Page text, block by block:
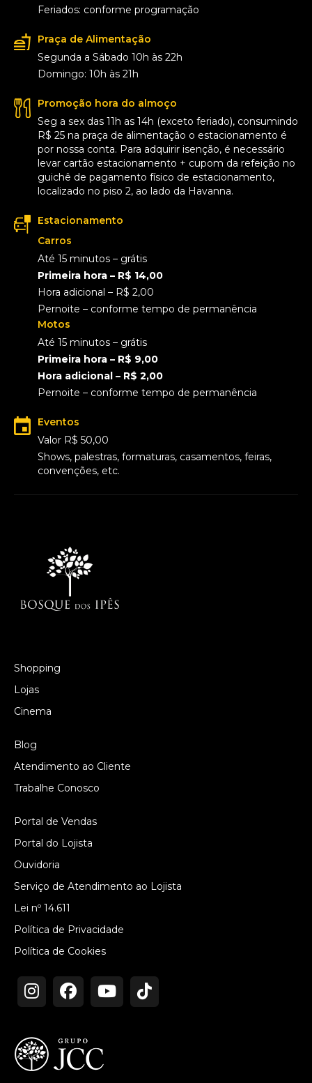
Feriados: conforme programação
Praça de Alimentação
Segunda a Sábado 10h às 22h
Domingo: 10h às 21h
Promoção hora do almoço
Seg a sex das 11h as 14h (exceto feriado), consumindo
R$ 25 na praça de alimentação o estacionamento é
por nossa conta. Para adquirir isenção, é necessário
levar cartão estacionamento + cupom da refeição no
guichê de pagamento físico de estacionamento,
localizado no piso 2, ao lado da Havanna.
Estacionamento
Carros
Até 15 minutos – grátis
Primeira hora – R$ 14,00
Hora adicional – R$ 2,00
Pernoite – conforme tempo de permanência
Motos
Até 15 minutos – grátis
Primeira hora – R$ 9,00
Hora adicional – R$ 2,00
Pernoite – conforme tempo de permanência
Eventos
Valor R$ 50,00
Shows, palestras, formaturas, casamentos, feiras,
convenções, etc.
Shopping
Lojas
Cinema
Blog
Atendimento ao Cliente
Trabalhe Conosco
Portal de Vendas
Portal do Lojista
Ouvidoria
Serviço de Atendimento ao Lojista
Lei nº 14.611
Política de Privacidade
Política de Cookies